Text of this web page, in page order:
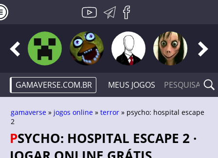
GAMAVERSE.COM.BR MEUS JOGOS
gamaverse » jogos online » terror » psycho: hospital escape
2
PSYCHO: HOSPITAL ESCAPE 2 ·